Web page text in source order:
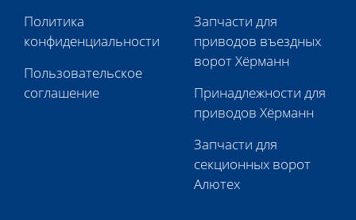
Политика
конфиденциальности
Пользовательское
соглашение
Запчасти для
приводов въездных
ворот Хёрманн
Принадлежности для
приводов Хёрманн
Запчасти для
секционных ворот
Алютех